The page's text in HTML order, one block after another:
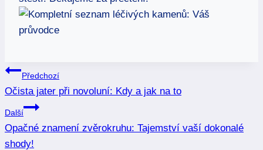
Navigace
pro
příspěvek
Předchozí
Očista jater při novoluní: Kdy a jak na to
Další
Opačné znamení zvěrokruhu: Tajemství vaší dokonalé
shody!